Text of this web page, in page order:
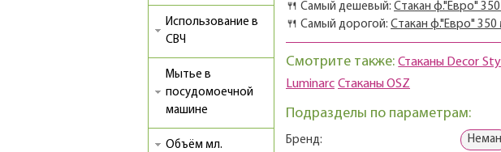
Использование в
СВЧ
Мытье в
посудомоечной
машине
Объём мл.
🍴 Самый дешевый: Стакан ф."Евро"
🍴 Самый дорогой: Стакан ф."Евро" 350
Смотрите также:Стаканы Decor
Luminarc Стаканы OSZ
Подразделы по параметрам:
Бренд: Неман